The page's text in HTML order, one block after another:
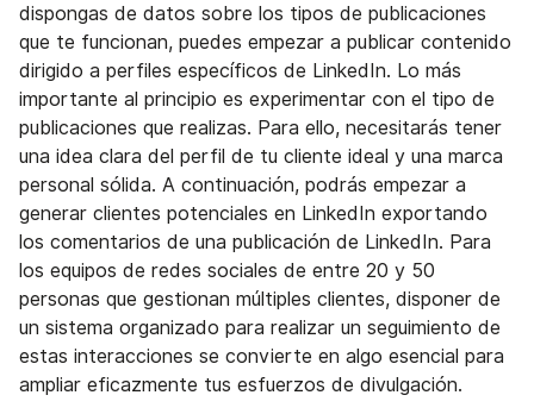
dispongas de datos sobre los tipos de publicaciones
que te funcionan, puedes empezar a publicar contenido
dirigido a perfiles específicos de LinkedIn. Lo más
importante al principio es experimentar con el tipo de
publicaciones que realizas. Para ello, necesitarás tener
una idea clara del perfil de tu cliente ideal y una marca
personal sólida. A continuación, podrás empezar a
generar clientes potenciales en LinkedIn exportando
los comentarios de una publicación de LinkedIn. Para
los equipos de redes sociales de entre 20 y 50
personas que gestionan múltiples clientes, disponer de
un sistema organizado para realizar un seguimiento de
estas interacciones se convierte en algo esencial para
ampliar eficazmente tus esfuerzos de divulgación.